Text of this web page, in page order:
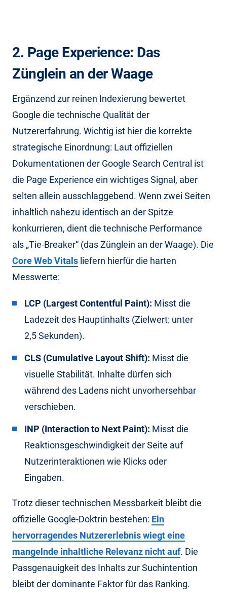
2. Page Experience: Das
Zünglein an der Waage
Ergänzend zur reinen Indexierung bewertet
Google die technische Qualität der
Nutzererfahrung. Wichtig ist hier die korrekte
strategische Einordnung: Laut offiziellen
Dokumentationen der Google Search Central ist
die Page Experience ein wichtiges Signal, aber
selten allein ausschlaggebend. Wenn zwei Seiten
inhaltlich nahezu identisch an der Spitze
konkurrieren, dient die technische Performance
als „Tie-Breaker“ (das Zünglein an der Waage). Die
Core Web Vitals liefern hierfür die harten
Messwerte:
LCP (Largest Contentful Paint): Misst die
Ladezeit des Hauptinhalts (Zielwert: unter
2,5 Sekunden).
CLS (Cumulative Layout Shift): Misst die
visuelle Stabilität. Inhalte dürfen sich
während des Ladens nicht unvorhersehbar
verschieben.
INP (Interaction to Next Paint): Misst die
Reaktionsgeschwindigkeit der Seite auf
Nutzerinteraktionen wie Klicks oder
Eingaben.
Trotz dieser technischen Messbarkeit bleibt die
offizielle Google-Doktrin bestehen: Ein
hervorragendes Nutzererlebnis wiegt eine
mangelnde inhaltliche Relevanz nicht auf. Die
Passgenauigkeit des Inhalts zur Suchintention
bleibt der dominante Faktor für das Ranking.